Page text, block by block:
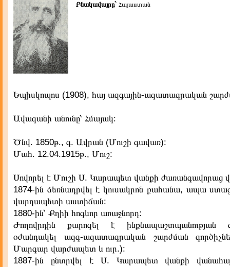
Բնակավայրը` Հայաստան
Եպիսկոպոս (1908), հայ ազգային-ազատագրական
Ավազանի անունը՝ Հմայակ:
Ծնվ. 1850թ., գ. Ավրան (Մուշի գավառ):
Մահ. 12.04.1915թ., Մուշ:
Սովորել է Մուշի Ս. Կարապետ վանքի ժառանգավորաց
1874-ին ձեռնադրվել է կուսակրոն քահանա, ապա
վարդապետի աստիճան:
1880-ին՝ Քղիի հոգևոր առաջնորդ:
Ժողովրդին քարոզել է ինքնապաշտպանության
օժանդակել ազգ-ազատագրական շարժման
Մարգար վարժապետ և ուր.):
1887-ին ընտրվել է Ս. Կարապետ վանքի